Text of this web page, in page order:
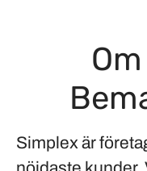
Simplex är